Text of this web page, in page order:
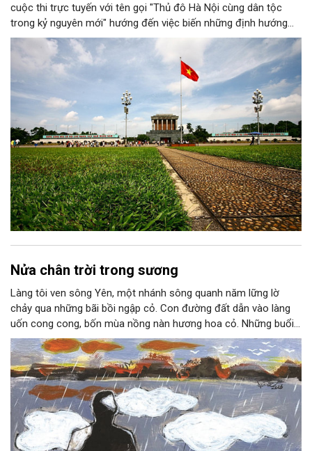
cuộc thi trực tuyến với tên gọi "Thủ đô Hà Nội cùng dân tộc
trong kỷ nguyên mới" hướng đến việc biến những định hướng
chiến lược trong Nghị quyết số 02-NQ/TW của Bộ Chính trị
thành niềm tin, thành nhận thức chung của mỗi người dân.
Nửa chân trời trong sương
Làng tôi ven sông Yên, một nhánh sông quanh năm lững lờ
chảy qua những bãi bồi ngập cỏ. Con đường đất dẫn vào làng
uốn cong cong, bốn mùa nồng nàn hương hoa cỏ. Những buổi
hoàng hôn, khi nắng đã dịu xuống phía cuối sông, đám hoa tím
lại thẫm màu như có ai vừa rắc lên một lớp khói.